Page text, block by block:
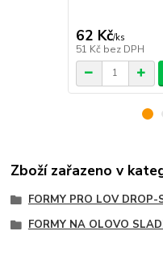
62 Kč/ks
51 Kč bez DPH
Zboží zařazeno v
FORMY PRO LOV DROP-
FORMY NA OLOVO